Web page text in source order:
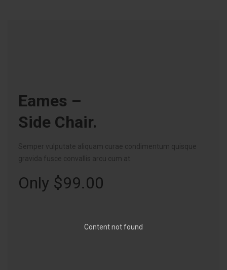
Content not found
Eames –
Side Chair.
Semper vulputate aliquam curae condimentum quisque
gravida fusce convallis arcu cum at.
Only $99.00